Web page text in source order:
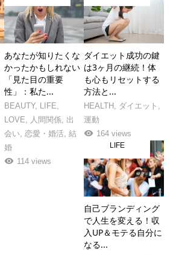
あなたが知りたくな
かったかもしれない
「見た目の重要
性」：私た...
BEAUTY, LIFE,
LOVE, 人間関係, 出
会い, 恋愛・婚活, 結
婚
114 views
ダイエット成功の鍵
は3ヶ月の継続！体
も心もリセットする
方法と...
HEALTH , ダイエット ,
運動
164 views
自己ブランディング
で人生を変える！収
入UP＆モテる自分に
なる...
LIFE